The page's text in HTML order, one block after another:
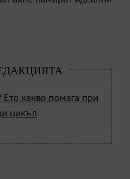
какво помага при
цикъл